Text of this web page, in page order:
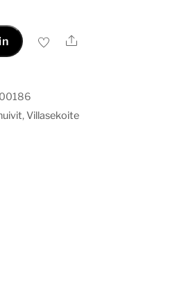
Ale
,Villasekoite